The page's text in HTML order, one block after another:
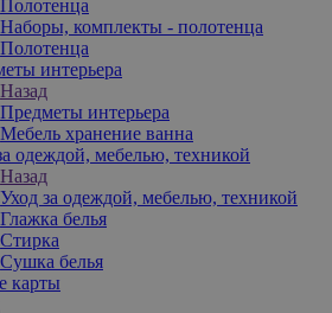
Полотенца
Наборы, комплекты - полотенца
Полотенца
интерьера
Назад
Предметы интерьера
Мебель хранение ванна
одеждой, мебелью, техникой
Назад
Уход за одеждой, мебелью, техникой
Глажка белья
Стирка
Сушка белья
карты